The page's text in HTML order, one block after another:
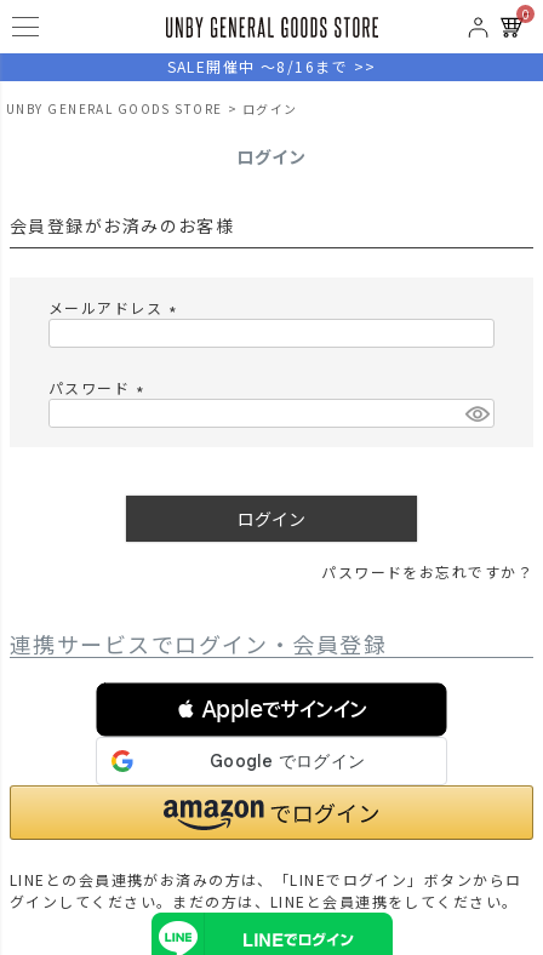
0
SALE開催中 ～8/16まで >>
UNBY GENERAL GOODS STORE ログイン
ログイン
会員登録がお済みのお客様
メールアドレス
)
パスワード
ログイン
パスワードをお忘れですか？
連携サービスでログイン・会員登録
 Appleでサインイン
LINEとの会員連携がお済みの方は、「LINEでログイン」ボタンからロ
グインしてください。まだの方は、LINEと会員連携をしてください。